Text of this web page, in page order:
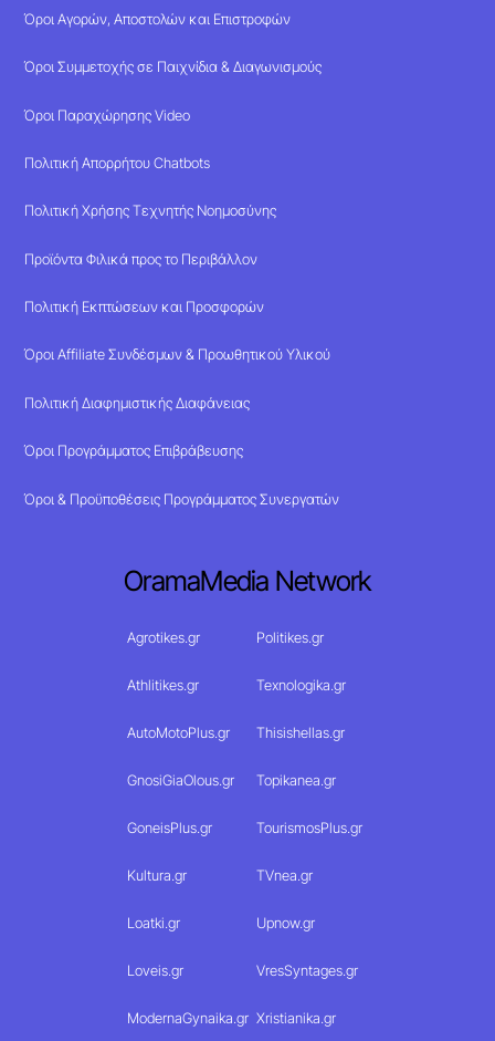
Όροι Αγορών, Αποστολών και Επιστροφών
Όροι Συμμετοχής σε Παιχνίδια & Διαγωνισμούς
Όροι Παραχώρησης Video
Πολιτική Απορρήτου Chatbots
Πολιτική Χρήσης Τεχνητής Νοημοσύνης
Προϊόντα Φιλικά προς το Περιβάλλον
Πολιτική Εκπτώσεων και Προσφορών
Όροι Affiliate Συνδέσμων & Προωθητικού Υλικού
Πολιτική Διαφημιστικής Διαφάνειας
Όροι Προγράμματος Επιβράβευσης
Όροι & Προϋποθέσεις Προγράμματος Συνεργατών
OramaMedia Network
Agrotikes.gr Politikes.gr
Athlitikes.gr Texnologika.gr
AutoMotoPlus.gr Thisishellas.gr
GnosiGiaOlous.gr Topikanea.gr
GoneisPlus.gr TourismosPlus.gr
Kultura.gr TVnea.gr
Loatki.gr Upnow.gr
Loveis.gr VresSyntages.gr
ModernaGynaika.gr Xristianika.gr